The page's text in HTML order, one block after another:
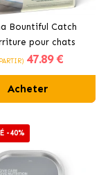
Bountiful Catch
pour chats
au saumon sauvage
47.89 €
Acheter
-40%